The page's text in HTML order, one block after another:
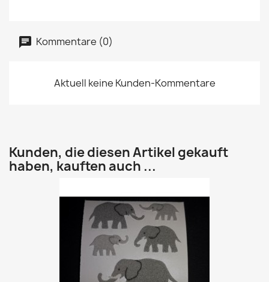
Kommentare (0)
Aktuell keine Kunden-Kommentare
Kunden, die diesen Artikel gekauft
haben, kauften auch ...